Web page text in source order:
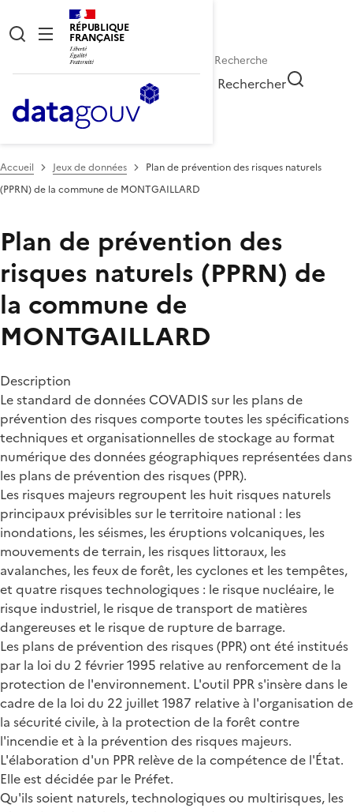
RÉPUBLIQUE
FRANÇAISE
Rechercher
Accueil Jeux de données
Plan de prévention des risques naturels
(PPRN) de la commune de MONTGAILLARD
Plan de prévention des
risques naturels (PPRN) de
la commune de
MONTGAILLARD
Description
Le standard de données COVADIS sur les plans de
prévention des risques comporte toutes les spécifications
techniques et organisationnelles de stockage au format
numérique des données géographiques représentées dans
les plans de prévention des risques (PPR).
Les risques majeurs regroupent les huit risques naturels
principaux prévisibles sur le territoire national : les
inondations, les séismes, les éruptions volcaniques, les
mouvements de terrain, les risques littoraux, les
avalanches, les feux de forêt, les cyclones et les tempêtes,
et quatre risques technologiques : le risque nucléaire, le
risque industriel, le risque de transport de matières
dangereuses et le risque de rupture de barrage.
Les plans de prévention des risques (PPR) ont été institués
par la loi du 2 février 1995 relative au renforcement de la
protection de l'environnement. L'outil PPR s'insère dans le
cadre de la loi du 22 juillet 1987 relative à l'organisation de
la sécurité civile, à la protection de la forêt contre
l'incendie et à la prévention des risques majeurs.
L'élaboration d'un PPR relève de la compétence de l'État.
Elle est décidée par le Préfet.
Qu'ils soient naturels, technologiques ou multirisques, les